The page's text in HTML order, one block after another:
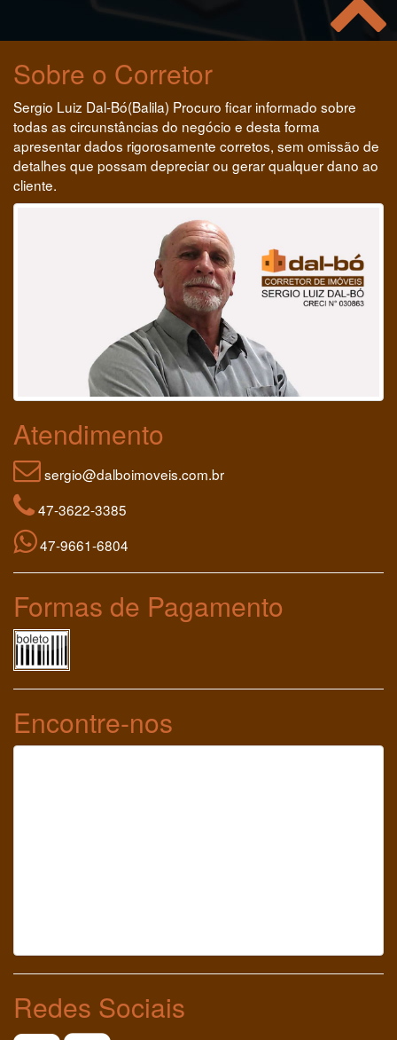
Sobre o Corretor
Sergio Luiz Dal-Bó(Balila) Procuro ficar informado sobre
todas as circunstâncias do negócio e desta forma
apresentar dados rigorosamente corretos, sem omissão de
detalhes que possam depreciar ou gerar qualquer dano ao
cliente.
Atendimento
sergio@dalboimoveis.com.br
47-3622-3385
47-9661-6804
Formas de Pagamento
Encontre-nos
Redes Sociais